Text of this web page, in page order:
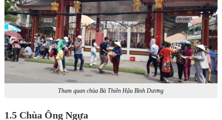
Tham quan chùa Bà Thiên Hậu Bình Dương
1.5 Chùa Ông Ngựa